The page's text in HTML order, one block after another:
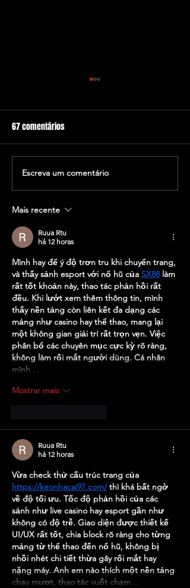
Cartaz 44ª Concentração!
67 comentários
Escreva um comentário
Mais recente
Ruua Rtu
há 12 horas
Mình hay để ý độ trơn tru khi chuyển trang,
và thấy sảnh esport với nổ hũ của SX88 làm
rất tốt khoản này, thao tác phản hồi rất
đều. Khi lướt xem thêm thông tin, mình
thấy nền tảng còn liên kết đa dạng các
mảng như casino hay thể thao, mang lại
một không gian giải trí rất trọn vẹn. Việc
phân bổ các chuyên mục cực kỳ rõ ràng,
không làm rối mắt người dùng. Cá nhân
mình…
Mostrar mais
Ruua Rtu
há 12 horas
Vừa check thử cấu trúc trang của
https://keonhacai97.com/ thì khá bất ngờ
về độ tối ưu. Tốc độ phản hồi của các
sảnh như live casino hay esport gần như
không có độ trễ. Giao diện được thiết kế
UI/UX rất tốt, chia block rõ ràng cho từng
mảng từ thể thao đến nổ hũ, không bị
nhồi nhét chi tiết thừa gây rối mắt hay
nặng máy. Anh em nào thích một nền tảng
chạy mượt, thao tác vuốt chạm…